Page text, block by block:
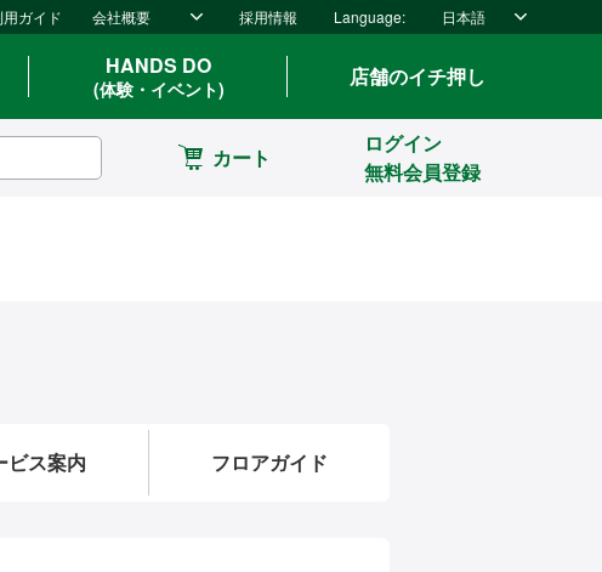
用ガイド 会社概要 採用情報 Language: 日本語
HANDS DO
(体験・イベント) 店舗のイチ押し
カート
ログイン
無料会員登録
ビス案内 フロアガイド